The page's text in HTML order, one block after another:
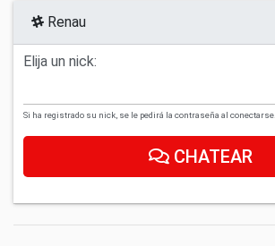
Renau
Elija un nick:
Si ha registrado su nick, se le pedirá la contraseña al conectarse.
CHATEAR